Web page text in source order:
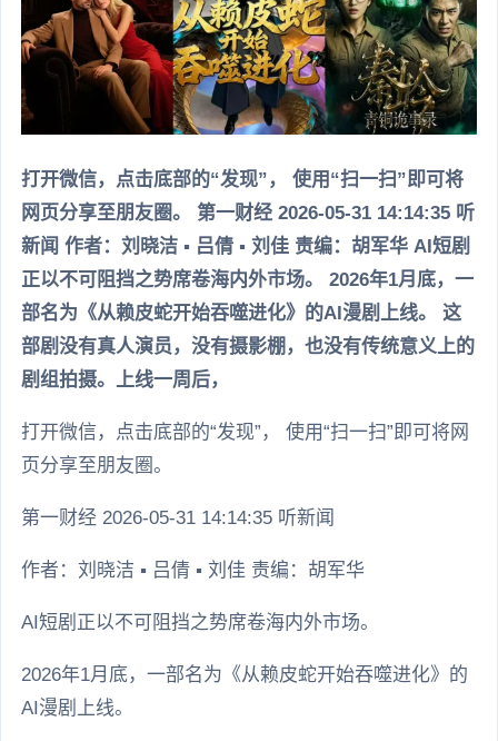
打开微信，点击底部的“发现”， 使用“扫一扫”即可将
网页分享至朋友圈。 第一财经 2026-05-31 14:14:35 听
新闻 作者：刘晓洁 ▪ 吕倩 ▪ 刘佳 责编：胡军华 AI短剧
正以不可阻挡之势席卷海内外市场。 2026年1月底，一
部名为《从赖皮蛇开始吞噬进化》的AI漫剧上线。 这
部剧没有真人演员，没有摄影棚，也没有传统意义上的
剧组拍摄。上线一周后，
打开微信，点击底部的“发现”， 使用“扫一扫”即可将网
页分享至朋友圈。
第一财经 2026-05-31 14:14:35 听新闻
作者：刘晓洁 ▪ 吕倩 ▪ 刘佳 责编：胡军华
AI短剧正以不可阻挡之势席卷海内外市场。
2026年1月底，一部名为《从赖皮蛇开始吞噬进化》的
AI漫剧上线。